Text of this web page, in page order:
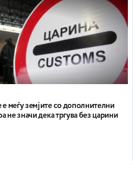
меѓу земјите со дополнителни
не значи дека тргува без царини